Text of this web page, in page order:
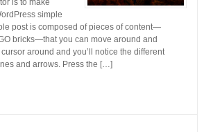
is to make
simple
post is composed of pieces of content—
bricks—that you can move around and
around and you’ll notice the different
and arrows. Press the […]